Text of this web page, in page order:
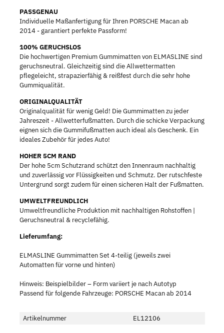
PASSGENAU
Individuelle Maßanfertigung für Ihren PORSCHE Macan ab
2014 - garantiert perfekte Passform!
100% GERUCHSLOS
Die hochwertigen Premium Gummimatten von ELMASLINE sind
geruchsneutral. Gleichzeitig sind die Allwettermatten
pflegeleicht, strapazierfähig & reißfest durch die sehr hohe
Gummiqualität.
ORIGINALQUALITÄT
Originalqualität für wenig Geld! Die Gummimatten zu jeder
Jahreszeit - Allwetterfußmatten. Durch die schicke Verpackung
eignen sich die Gummifußmatten auch ideal als Geschenk. Ein
ideales Zubehör für jedes Auto!
HOHER 5CM RAND
Der hohe 5cm Schutzrand schützt den Innenraum nachhaltig
und zuverlässig vor Flüssigkeiten und Schmutz. Der rutschfeste
Untergrund sorgt zudem für einen sicheren Halt der Fußmatten.
UMWELTFREUNDLICH
Umweltfreundliche Produktion mit nachhaltigen Rohstoffen |
Geruchsneutral & recyclefähig.
Lieferumfang:
ELMASLINE Gummimatten Set 4-teilig (jeweils zwei
Automatten für vorne und hinten)
Hinweis: Beispielbilder – Form variiert je nach Autotyp
Passend für folgende Fahrzeuge: PORSCHE Macan ab 2014
Artikelnummer EL12106